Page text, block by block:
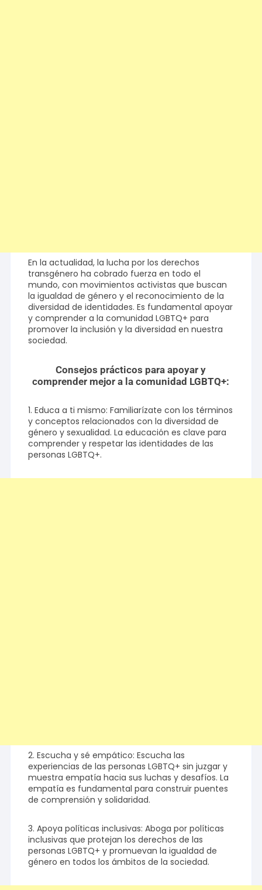
En la actualidad, la lucha por los derechos
transgénero ha cobrado fuerza en todo el
mundo, con movimientos activistas que buscan
la igualdad de género y el reconocimiento de la
diversidad de identidades. Es fundamental apoyar
y comprender a la comunidad LGBTQ+ para
promover la inclusión y la diversidad en nuestra
sociedad.
Consejos prácticos para apoyar y
comprender mejor a la comunidad LGBTQ+:
1. Educa a ti mismo: Familiarízate con los términos
y conceptos relacionados con la diversidad de
género y sexualidad. La educación es clave para
comprender y respetar las identidades de las
personas LGBTQ+.
2. Escucha y sé empático: Escucha las
experiencias de las personas LGBTQ+ sin juzgar y
muestra empatía hacia sus luchas y desafíos. La
empatía es fundamental para construir puentes
de comprensión y solidaridad.
3. Apoya políticas inclusivas: Aboga por políticas
inclusivas que protejan los derechos de las
personas LGBTQ+ y promuevan la igualdad de
género en todos los ámbitos de la sociedad.